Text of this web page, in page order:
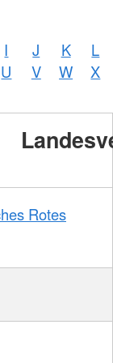
I J K
L
U V W
X
Rotes